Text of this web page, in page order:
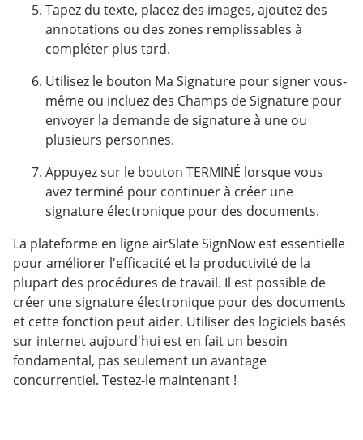
Tapez du texte, placez des images, ajoutez des
annotations ou des zones remplissables à
compléter plus tard.
Utilisez le bouton Ma Signature pour signer vous-
même ou incluez des Champs de Signature pour
envoyer la demande de signature à une ou
plusieurs personnes.
Appuyez sur le bouton TERMINÉ lorsque vous
avez terminé pour continuer à créer une
signature électronique pour des documents.
La plateforme en ligne airSlate SignNow est essentielle
pour améliorer l'efficacité et la productivité de la
plupart des procédures de travail. Il est possible de
créer une signature électronique pour des documents
et cette fonction peut aider. Utiliser des logiciels basés
sur internet aujourd'hui est en fait un besoin
fondamental, pas seulement un avantage
concurrentiel. Testez-le maintenant !